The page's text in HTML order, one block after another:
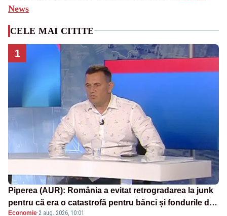
News
CELE MAI CITITE
1
Piperea (AUR): România a evitat retrogradarea la junk
pentru că era o catastrofă pentru bănci și fondurile de
Economie·2 aug. 2026, 10:01